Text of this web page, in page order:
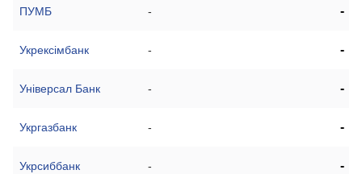
ПУМБ - -
Укрексімбанк - -
Універсал Банк - -
Укргазбанк - -
Укрсиббанк - -